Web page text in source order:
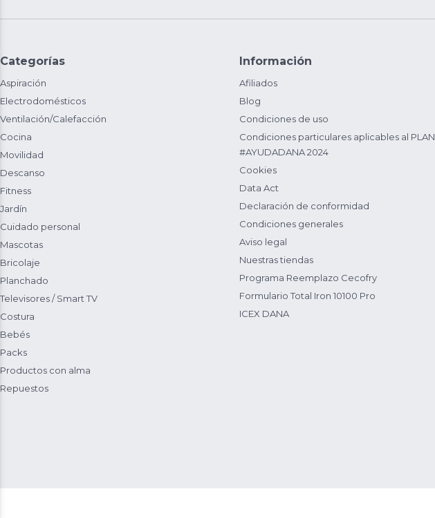
Categorías
Aspiración
Electrodomésticos
Ventilación/Calefacción
Cocina
Movilidad
Descanso
Fitness
Jardín
Cuidado personal
Mascotas
Bricolaje
Planchado
Televisores / Smart TV
Costura
Bebés
Packs
Productos con alma
Repuestos
Información
Afiliados
Blog
Condiciones de uso
Condiciones particulares aplicables al PLAN
#AYUDADANA 2024
Cookies
Data Act
Declaración de conformidad
Condiciones generales
Aviso legal
Nuestras tiendas
Programa Reemplazo Cecofry
Formulario Total Iron 10100 Pro
ICEX DANA